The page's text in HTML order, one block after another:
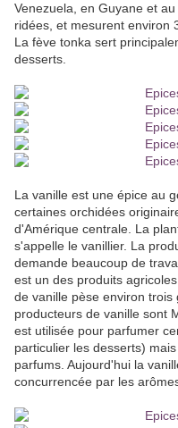
Venezuela, en Guyane et
ridées, et mesurent environ
La fève tonka sert
desserts.
La vanille est une épice au
certaines orchidées
d'Amérique centrale. La
s'appelle le vanillier. La
demande beaucoup de
est un des produits
de vanille pèse environ
producteurs de vanille sont
est utilisée pour parfumer
particulier les desserts)
parfums. Aujourd'hui la
concurrencée par les